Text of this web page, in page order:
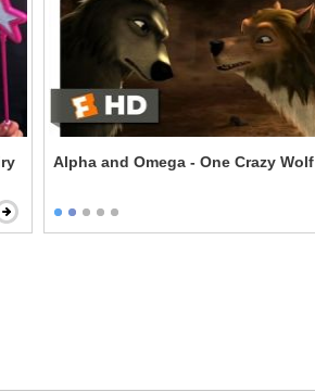
Alpha and Omega - One Crazy Wolf